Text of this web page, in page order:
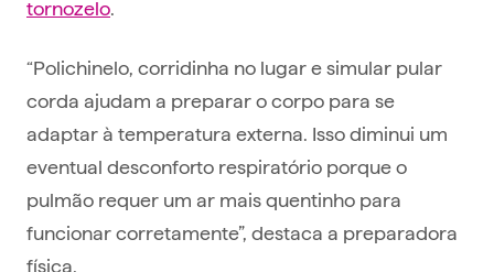
tornozelo.
“Polichinelo, corridinha no lugar e simular pular
corda ajudam a preparar o corpo para se
adaptar à temperatura externa. Isso diminui um
eventual desconforto respiratório porque o
pulmão requer um ar mais quentinho para
funcionar corretamente”, destaca a preparadora
física.